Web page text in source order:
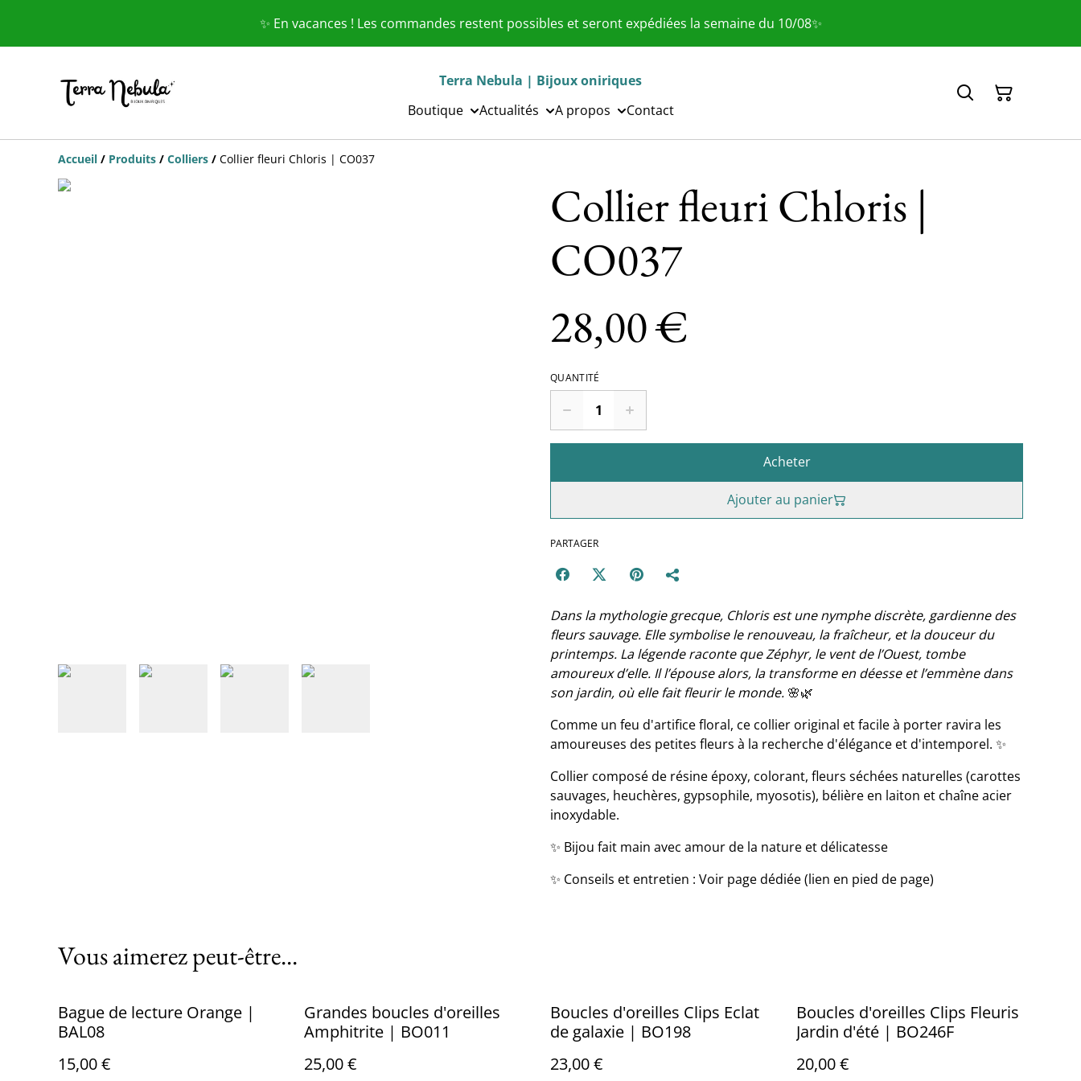
✨ En vacances ! Les commandes restent possibles et seront expédiées la semaine du 10/08✨
Terra Nebula | Bijoux oniriques
Boutique
Actualités A propos Contact
Accueil / Produits / Colliers / Collier fleuri Chloris | CO037
Collier fleuri Chloris |
CO037
28,00 €
QUANTITÉ
Acheter
Ajouter au panier
PARTAGER
Dans la mythologie grecque, Chloris est une nymphe discrète, gardienne des
fleurs sauvage. Elle symbolise le renouveau, la fraîcheur, et la douceur du
printemps. La légende raconte que Zéphyr, le vent de l’Ouest, tombe
amoureux d’elle. Il l’épouse alors, la transforme en déesse et l’emmène dans
son jardin, où elle fait fleurir le monde. 🌸🌿
Comme un feu d'artifice floral, ce collier original et facile à porter ravira les
amoureuses des petites fleurs à la recherche d'élégance et d'intemporel. ✨
Collier composé de résine époxy, colorant, fleurs séchées naturelles (carottes
sauvages, heuchères, gypsophile, myosotis), bélière en laiton et chaîne acier
inoxydable.
✨ Bijou fait main avec amour de la nature et délicatesse
✨ Conseils et entretien : Voir page dédiée (lien en pied de page)
Vous aimerez peut-être...
Bague de lecture Orange |
BAL08
15,00 €
Grandes boucles d'oreilles
Amphitrite | BO011
25,00 €
Boucles d'oreilles Clips Eclat
de galaxie | BO198
23,00 €
Boucles d'oreilles Clips Fleuris
Jardin d'été | BO246F
20,00 €